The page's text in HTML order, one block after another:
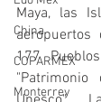
China
COPARMEX
Monterrey
Maya, las
177